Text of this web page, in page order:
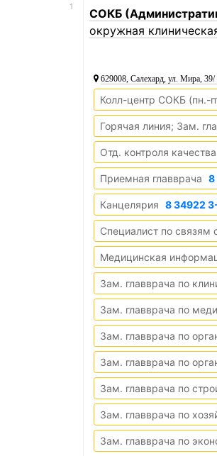
1 СОКБ
окружная
629008, Салехард, ул. Мира,
Колл-центр СОКБ (пн.-
Горячая линия; Зам.
Отд. контроля
Приемная главврача 8
Канцелярия 8 34922
Специалист по
Медицинская
Зам. главврача по
Зам. главврача по
Зам. главврача по
Зам. главврача по
Зам. главврача по
Зам. главврача по
Зам. главврача по